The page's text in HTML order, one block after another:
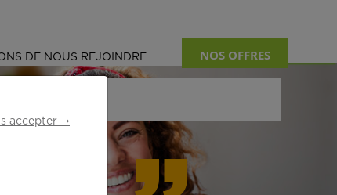
DE NOUS REJOINDRE NOS OFFRES
accepter ➝